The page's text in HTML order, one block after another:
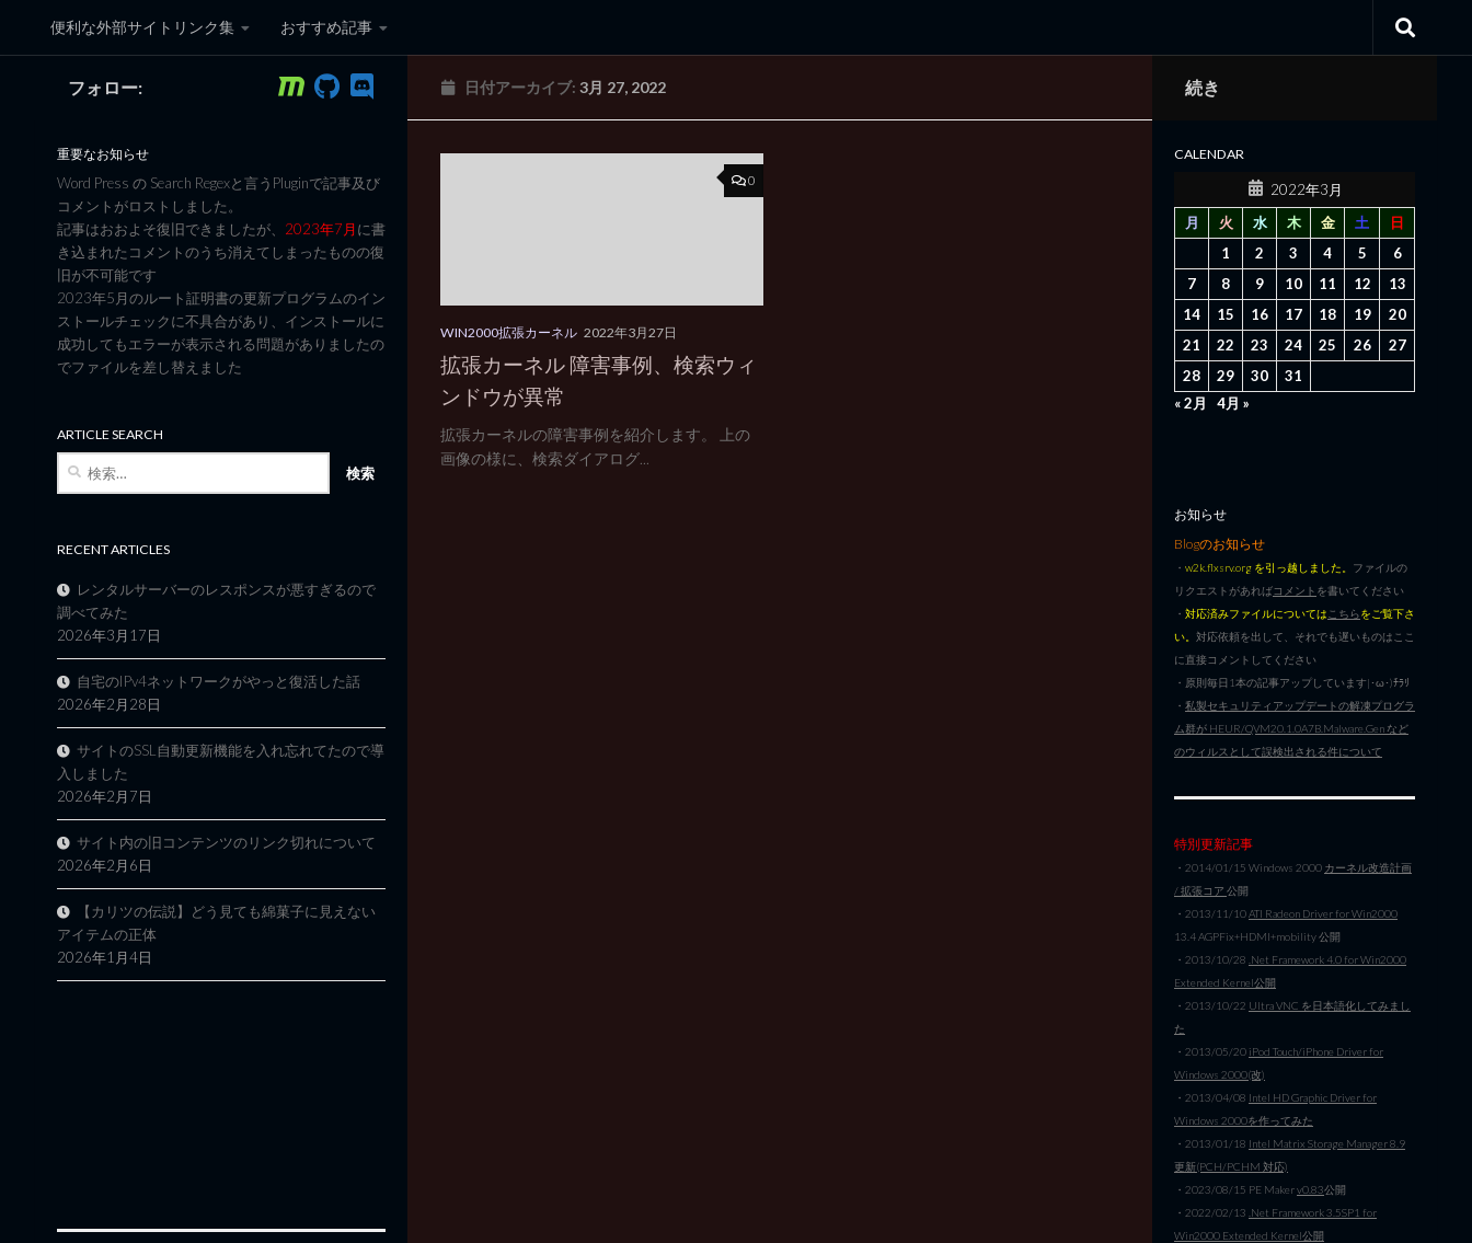
コンテンツへスキップ
便利な外部サイトリンク集 おすすめ記事
黒翼猫のコンピュータ日記 3rd Edition
日付アーカイブ:3月 27, 2022
0
WIN2000拡張カーネル 2022年3月27日
拡張カーネル 障害事例、検索ウィ
ンドウが異常
拡張カーネルの障害事例を紹介します。 上の
画像の様に、検索ダイアログ...
フォロー:
重要なお知らせ
Word Press の Search Regexと言うPluginで記事及び
コメントがロストしました。
記事はおおよそ復旧できましたが、 2023年7月に書
き込まれたコメントのうち消えてしまったものの復
旧が不可能です
2023年5月のルート証明書の更新プログラムのイン
ストールチェックに不具合があり、インストールに
成功してもエラーが表示される問題がありましたの
でファイルを差し替えました
ARTICLE SEARCH
RECENT ARTICLES
レンタルサーバーのレスポンスが悪すぎるので
調べてみた
2026年3月17日
自宅のIPv4ネットワークがやっと復活した話
2026年2月28日
サイトのSSL自動更新機能を入れ忘れてたので導
入しました
2026年2月7日
サイト内の旧コンテンツのリンク切れについて
2026年2月6日
【カリツの伝説】どう見ても綿菓子に見えない
アイテムの正体
2026年1月4日
続き
CALENDAR
2022年3月
月
火 水 木 金 土
日
1
2 3 4 5
6
7
8 9 10 11 12
13
14
15 16 17 18 19
20
21
22 23 24 25 26
27
28
29 30
31
« 2月
4月 »
お知らせ
Blogのお知らせ
・ w2k.flxsrv.org を引っ越しました。 ファイルの
リクエストがあればコメント を書いてください
・ 対応済みファイルについては こちらをご覧下さ
い。 対応依頼を出して、それでも遅いものはここ
に直接コメントしてください
・原則毎日1本の記事アップしています|･ω･)ﾁﾗﾘ
・ 私製セキュリティアップデートの解凍プログラ
ム群が HEUR/QVM20.1.0A7B.Malware.Gen など
のウィルスとして誤検出される件について
特別更新記事
・2014/01/15 Windows 2000 カーネル改造計画
/ 拡張コア 公開
・2013/11/10ATI Radeon Driver for Win2000
13.4 AGPFix+HDMI+mobility 公開
・2013/10/28 .Net Framework 4.0 for Win2000
Extended Kernel公開
・2013/10/22 Ultra VNC を日本語化してみまし
た
・2013/05/20 iPod Touch/iPhone Driver for
Windows 2000(改)
・2013/04/08 Intel HD Graphic Driver for
Windows 2000を作ってみた
・2013/01/18 Intel Matrix Storage Manager 8.9
更新(PCH/PCHM 対応)
・2023/08/15 PE Makerv0.83公開
・2022/02/13 .Net Framework 3.5SP1 for
Win2000 Extended Kernel公開